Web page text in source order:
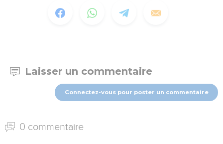
Laisser un commentaire
Connectez-vous pour poster un commentaire
0 commentaire